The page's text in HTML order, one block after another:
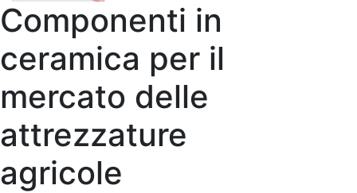
Componenti in
ceramica per il
mercato delle
attrezzature
agricole